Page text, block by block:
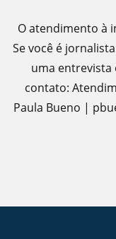
O atendimento à
Se você é
uma
contato:
Paula Bueno |